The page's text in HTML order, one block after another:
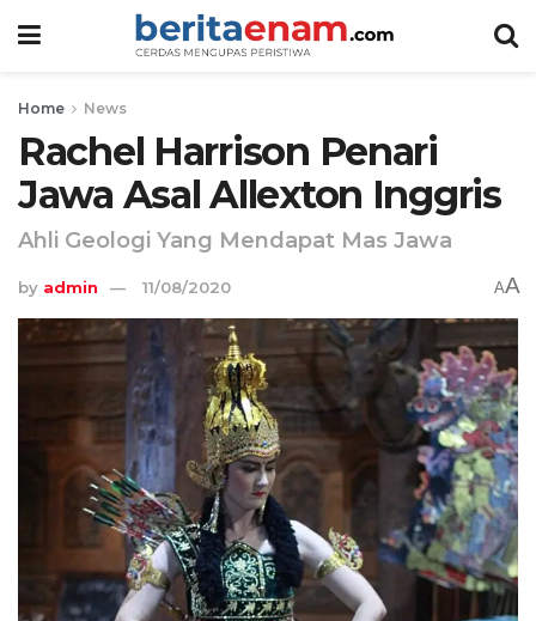
Home News
Rachel Harrison Penari
Jawa Asal Allexton Inggris
Ahli Geologi Yang Mendapat Mas Jawa
by admin 11/08/2020 AA